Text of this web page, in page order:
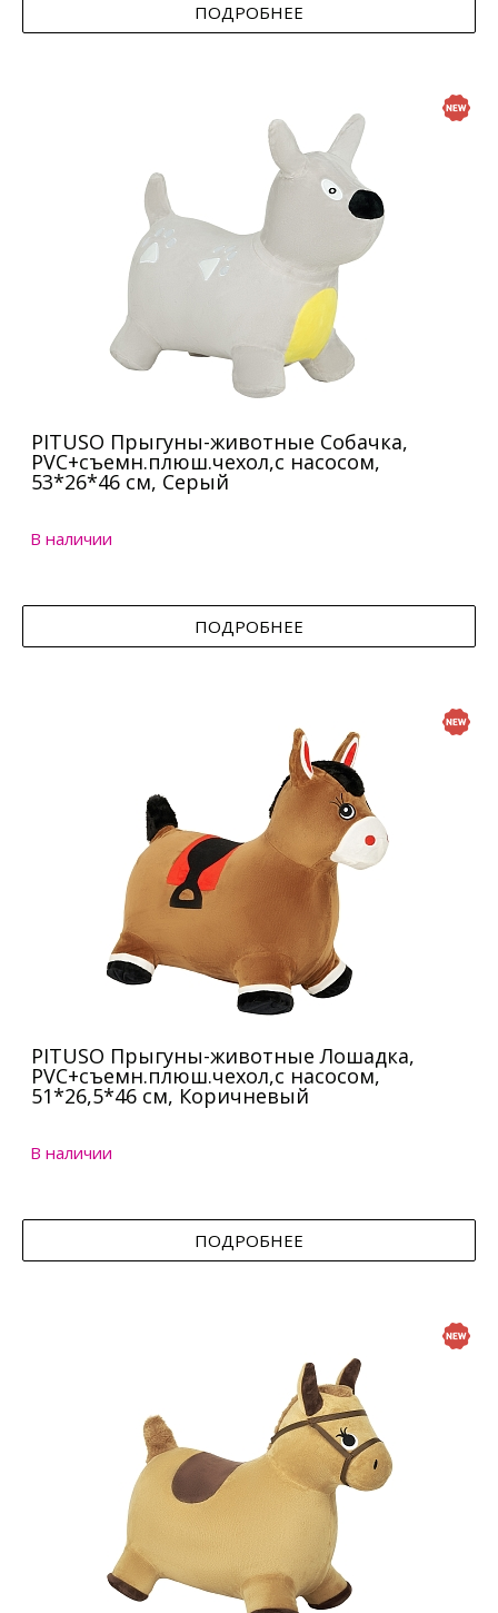
ПОДРОБНЕЕ
PITUSO Прыгуны-животные Собачка,
PVC+съемн.плюш.чехол,с насосом,
53*26*46 см, Серый
В наличии
ПОДРОБНЕЕ
PITUSO Прыгуны-животные Лошадка,
PVC+съемн.плюш.чехол,с насосом,
51*26,5*46 см, Коричневый
В наличии
ПОДРОБНЕЕ